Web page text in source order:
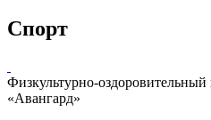
Спорт
Физкультурно-оздоровительный
«Авангард»